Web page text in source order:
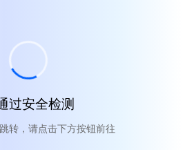
过安全检测
转，请点击下方按钮前往